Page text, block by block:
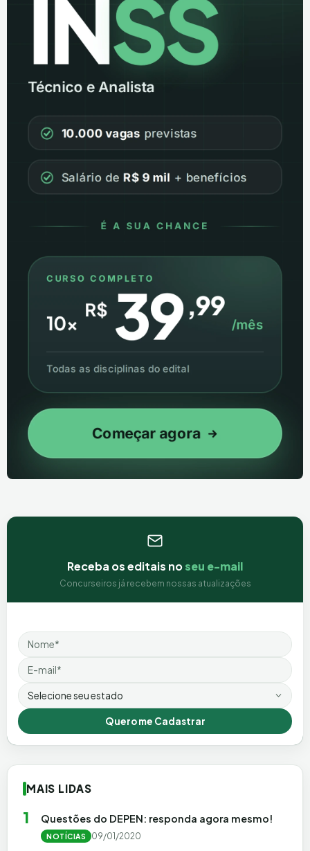
Receba os editais noseu e-mail
Concurseiros já recebem nossas atualizações
Nome
Email
Estado
Quero me Cadastrar
MAIS LIDAS
1 Questões do DEPEN: responda agora mesmo!
NOTÍCIAS 09/01/2020